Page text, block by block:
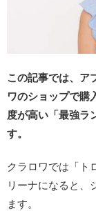
この記事では、ア
ワのショップで購
度が高い「最強ラ
す。
クラロワでは「ト
リーナになると、
ます。